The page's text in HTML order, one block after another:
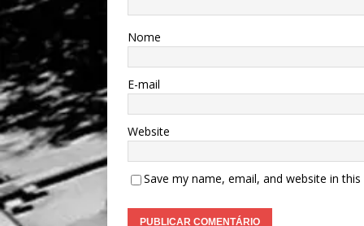
Nome
E-mail
Website
Save my name, email, and website in